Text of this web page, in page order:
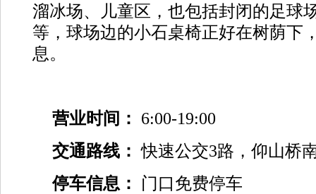
溜冰场、儿童区，也包括封闭的足球
等，球场边的小石桌椅正好在树荫下
息。
营业时间：
6:00-19:00
交通路线： 快速公交3路，仰山桥
停车信息：
门口免费停车